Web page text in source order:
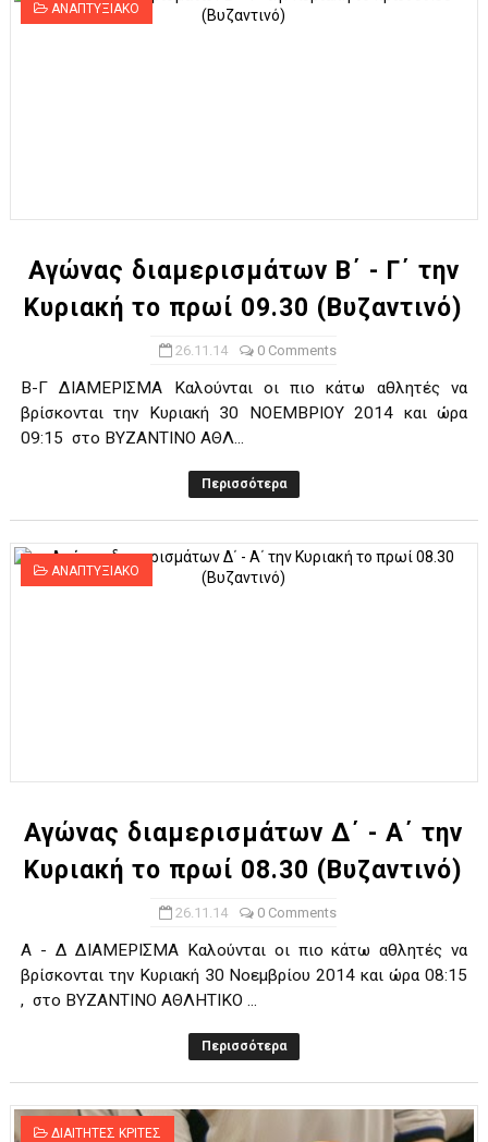
ΑΝΑΠΤΥΞΙΑΚΟ
Αγώνας διαμερισμάτων Β΄ - Γ΄ την
Κυριακή το πρωί 09.30 (Bυζαντινό)
26.11.14 0 Comments
Β-Γ ΔΙΑΜΕΡΙΣΜΑ Καλούνται οι πιο κάτω αθλητές να
βρίσκονται την Κυριακή 30 ΝΟΕΜΒΡΙΟΥ 2014 και ώρα
09:15 στο ΒΥΖΑΝΤΙΝΟ ΑΘΛ...
Περισσότερα
ΑΝΑΠΤΥΞΙΑΚΟ
Αγώνας διαμερισμάτων Δ΄ - Α΄ την
Κυριακή το πρωί 08.30 (Bυζαντινό)
26.11.14 0 Comments
Α - Δ ΔΙΑΜΕΡΙΣΜΑ Καλούνται οι πιο κάτω αθλητές να
βρίσκονται την Κυριακή 30 Νοεμβρίου 2014 και ώρα 08:15
, στο ΒΥΖΑΝΤΙΝΟ ΑΘΛΗΤΙΚΟ ...
Περισσότερα
ΔΙΑΙΤΗΤΕΣ ΚΡΙΤΕΣ